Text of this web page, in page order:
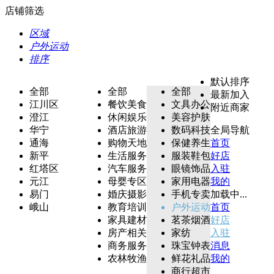
店铺筛选
区域
户外运动
排序
全部
江川区
澄江
华宁
通海
新平
红塔区
元江
易门
峨山
全部
餐饮美食
休闲娱乐
酒店旅游
购物天地
生活服务
汽车服务
母婴专区
婚庆摄影
教育培训
家具建材
房产相关
商务服务
农林牧渔
全部
文具办公
美容护肤
数码科技
保健养生
服装鞋包
眼镜饰品
家用电器
手机专卖
户外运动
茗茶烟酒
家纺
珠宝钟表
鲜花礼品
商行超市
默认排序
最新加入
附近商家
全局导航
首页
好店
入驻
我的
加载中...
首页
好店
入驻
消息
我的